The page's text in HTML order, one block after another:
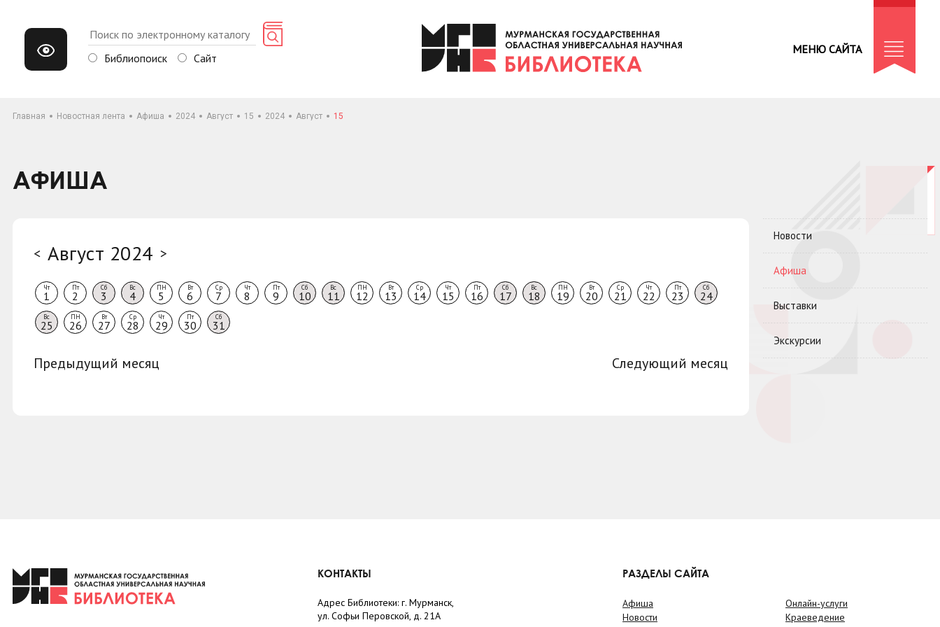
Библиопоиск Сайт
МЕНЮ САЙТА
Главная Новостная лента Афиша 2024 Август 15 2024 Август 15
АФИША
< Август 2024 >
Чт
1
Пт
2
Сб
3
Вс
4
ПН
5
Вт
6
Ср
7
Чт
8
Пт
9
Сб
10
Вс
11
ПН
12
Вт
13
Ср
14
Чт
15
Пт
16
Сб
17
Вс
18
ПН
19
Вт
20
Ср
21
Чт
22
Пт
23
Сб
24
Вс
25
ПН
26
Вт
27
Ср
28
Чт
29
Пт
30
Сб
31
Предыдущий месяц Следующий месяц
Новости
Афиша
Выставки
Экскурсии
КОНТАКТЫ
Адрес Библиотеки: г. Мурманск,
ул. Софьи Перовской, д. 21А
РАЗДЕЛЫ САЙТА
Афиша
Новости
Онлайн-услуги
Краеведение